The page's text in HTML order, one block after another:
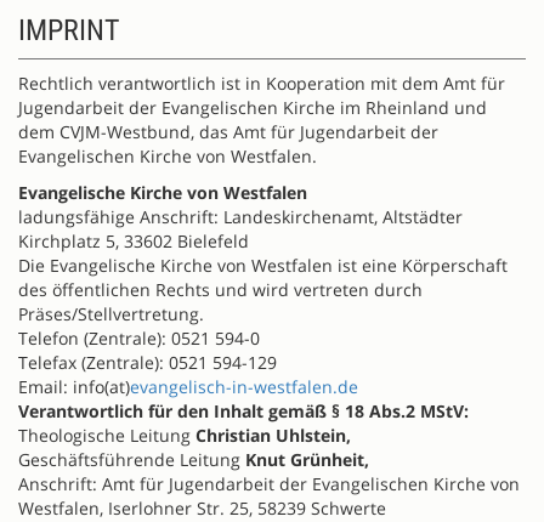
IMPRINT
Rechtlich verantwortlich ist in Kooperation mit dem Amt für
Jugendarbeit der Evangelischen Kirche im Rheinland und
dem CVJM-Westbund, das Amt für Jugendarbeit der
Evangelischen Kirche von Westfalen.
Evangelische Kirche von Westfalen
ladungsfähige Anschrift: Landeskirchenamt, Altstädter
Kirchplatz 5, 33602 Bielefeld
Die Evangelische Kirche von Westfalen ist eine Körperschaft
des öffentlichen Rechts und wird vertreten durch
Präses/Stellvertretung.
Telefon (Zentrale): 0521 594-0
Telefax (Zentrale): 0521 594-129
Email: info(at)evangelisch-in-westfalen.de
Verantwortlich für den Inhalt gemäß § 18 Abs.2 MStV:
Theologische Leitung Christian Uhlstein,
Geschäftsführende Leitung Knut Grünheit,
Anschrift: Amt für Jugendarbeit der Evangelischen Kirche von
Westfalen, Iserlohner Str. 25, 58239 Schwerte